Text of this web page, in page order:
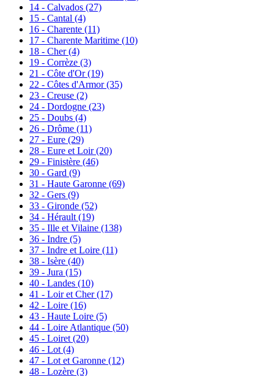
14 - Calvados (27)
15 - Cantal (4)
16 - Charente (11)
17 - Charente Maritime (10)
18 - Cher(4)
19 - Corrèze (3)
21 - Côte d'Or(19)
22 - Côtes d'Armor(35)
23 - Creuse (2)
24 - Dordogne (23)
25 - Doubs (4)
26 - Drôme (11)
27 - Eure (29)
28 - Eure et Loir(20)
29 - Finistère (46)
30 - Gard (9)
31 - Haute Garonne (69)
32 - Gers (9)
33 - Gironde (52)
34 - Hérault (19)
35 - Ille et Vilaine (138)
36 - Indre (5)
37 - Indre et Loire (11)
38 - Isère (40)
39 - Jura (15)
40 - Landes (10)
41 - Loir et Cher(17)
42 - Loire (16)
43 - Haute Loire (5)
44 - Loire Atlantique (50)
45 - Loiret (20)
46 - Lot (4)
47 - Lot et Garonne (12)
48 - Lozère (3)